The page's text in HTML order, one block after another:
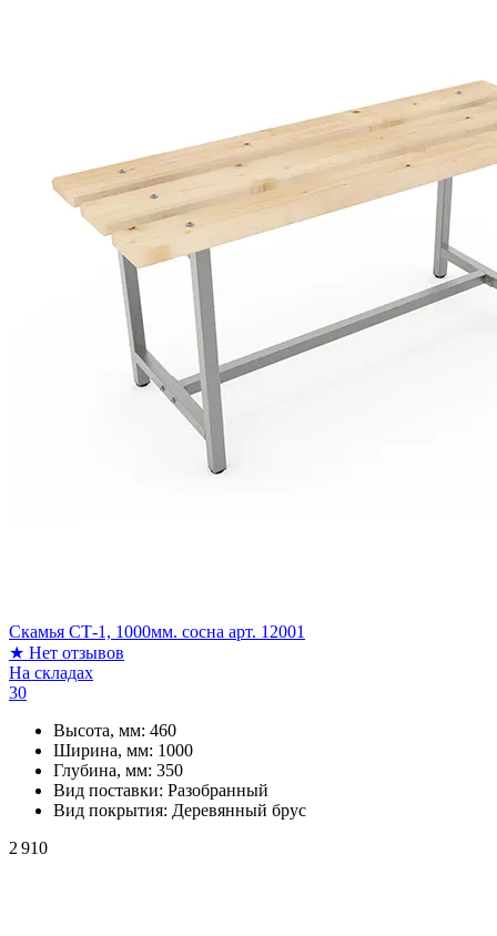
Скамья СТ-1, 1000мм. сосна арт. 12001
★ Нет отзывов
На складах
30
Высота, мм: 460
Ширина, мм: 1000
Глубина, мм: 350
Вид поставки: Разобранный
Вид покрытия: Деревянный брус
2 910